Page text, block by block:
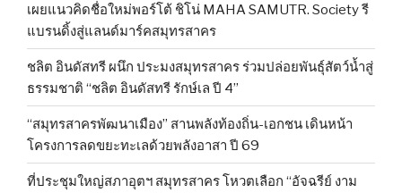
เผยแนวคิดชื่อใหม่พอร์โต้ ชิโน่ MAHA SAMUTR. Society รี
แบรนดิ้งสู่แลนด์มาร์คสมุทรสาคร
ชลิต อินดัสทรี ผนึก ประมงสมุทรสาคร ร่วมปล่อยพันธุ์สัตว์น้ำสู่
ธรรมชาติ “ชลิต อินดัสทรี รักษ์เล ปี 4”
“สมุทรสาครพัฒนาเมือง” สานพลังท้องถิ่น-เอกชน เดินหน้า
โครงการลดขยะทะเลด้วยพลังอาสา ปี 69
ที่ประชุมใหญ่สภาอุตฯ สมุทรสาคร โหวตเลือก “อัจฉรีย์ งาม